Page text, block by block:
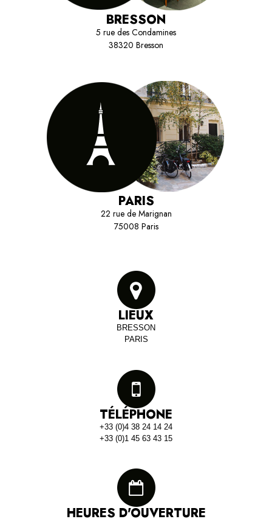
BRESSON
5 rue des Condamines
38320 Bresson
PARIS
22 rue de Marignan
75008 Paris
LIEUX
BRESSON
PARIS
TÉLÉPHONE
+33 (0)4 38 24 14 24
+33 (0)1 45 63 43 15
HEURES D'OUVERTURE